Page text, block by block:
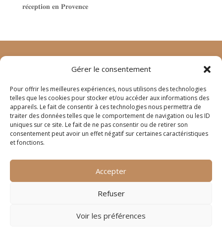
Gérer le consentement
Pour offrir les meilleures expériences, nous utilisons des technologies
telles que les cookies pour stocker et/ou accéder aux informations des
appareils. Le fait de consentir à ces technologies nous permettra de
traiter des données telles que le comportement de navigation ou les ID
uniques sur ce site. Le fait de ne pas consentir ou de retirer son
consentement peut avoir un effet négatif sur certaines caractéristiques
et fonctions.
Accepter
Refuser
Voir les préférences
𝐫𝐞́𝐜𝐞𝐩𝐭𝐢𝐨𝐧 𝐞𝐧 𝐏𝐫𝐨𝐯𝐞𝐧𝐜𝐞
©animage.fr2024 – tous droits réservésmentions
légales–crédits
4 rue Joseph Lafond
13400 AUBAGNE
contact@digitelium.fr
+33 (0)950 355 432